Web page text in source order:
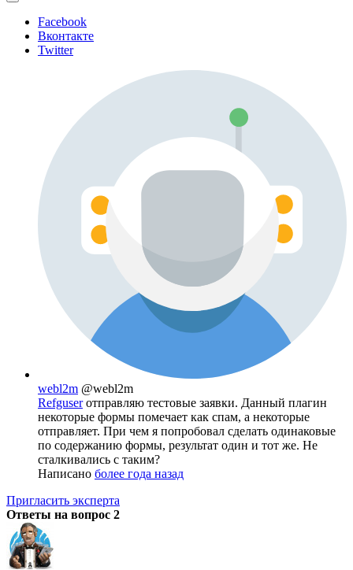
Facebook
Вконтакте
Twitter
webl2m @webl2m
Refguserотправляю тестовые заявки. Данный плагин
некоторые формы помечает как спам, а некоторые
отправляет. При чем я попробовал сделать одинаковые
по содержанию формы, результат один и тот же. Не
сталкивались с таким?
Написано более года назад
Пригласить эксперта
Ответы на вопрос 2